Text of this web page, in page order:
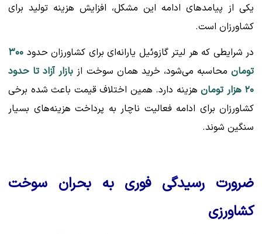
یکی از پیامدهای ادامه این مشکل، افزایش هزینه تولید برای
کشاورزان است.
در شرایطی که هر لیتر گازوئیل یارانه‌ای برای کشاورزان حدود ۳۰۰
تومانمحاسبه می‌شود، خرید همان سوخت از بازار آزاد تا حدود
۲۰ هزار تومان
هزینه دارد. همین اختلاف قیمت باعث شده برخی
کشاورزان برای ادامه فعالیت ناچار به پرداخت هزینه‌های بسیار
سنگین شوند.
ضرورت رسیدگی فوری به بحران سوخت
کشاورزی